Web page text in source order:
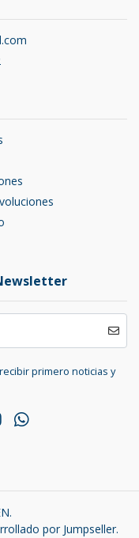
primero noticias y
por Jumpseller.